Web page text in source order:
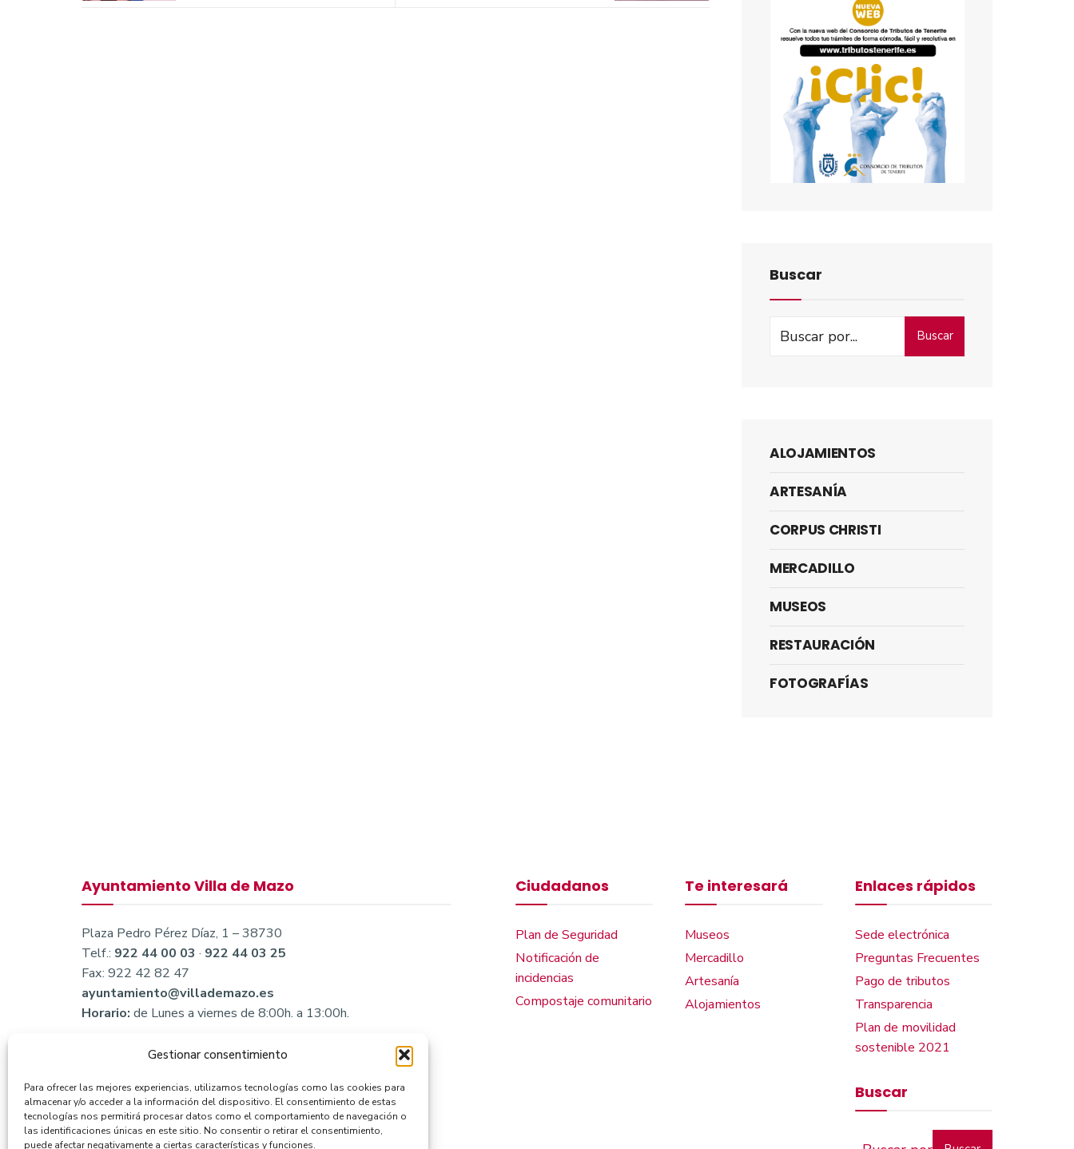
Gestionar consentimiento
Para ofrecer las mejores experiencias, utilizamos tecnologías como las cookies para
almacenar y/o acceder a la información del dispositivo. El consentimiento de estas
tecnologías nos permitirá procesar datos como el comportamiento de navegación o
las identificaciones únicas en este sitio. No consentir o retirar el consentimiento,
puede afectar negativamente a ciertas características y funciones.
Buscar
Buscar
ALOJAMIENTOS
ARTESANÍA
CORPUS CHRISTI
MERCADILLO
MUSEOS
RESTAURACIÓN
FOTOGRAFÍAS
Ayuntamiento Villa de Mazo
Plaza Pedro Pérez Díaz, 1 – 38730
Telf.: 922 44 00 03 · 922 44 03 25
Fax: 922 42 82 47
ayuntamiento@villademazo.es
Horario: de Lunes a viernes de 8:00h. a 13:00h.
Ciudadanos
Plan de Seguridad
Notificación de
incidencias
Compostaje comunitario
Te interesará
Museos
Mercadillo
Artesanía
Alojamientos
Enlaces rápidos
Sede electrónica
Preguntas Frecuentes
Pago de tributos
Transparencia
Plan de movilidad
sostenible 2021
Buscar